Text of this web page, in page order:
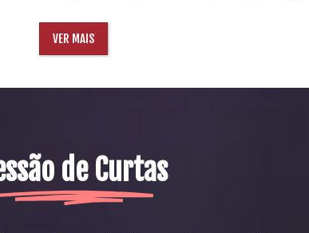
VER MAIS
de Curtas